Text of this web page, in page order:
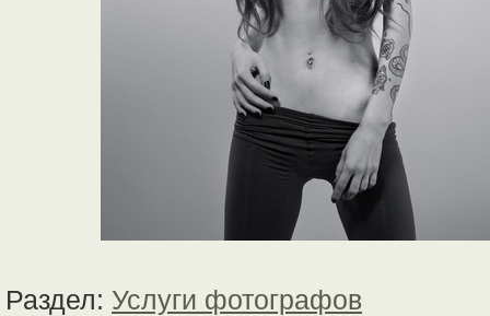
Раздел: Услуги фотографов